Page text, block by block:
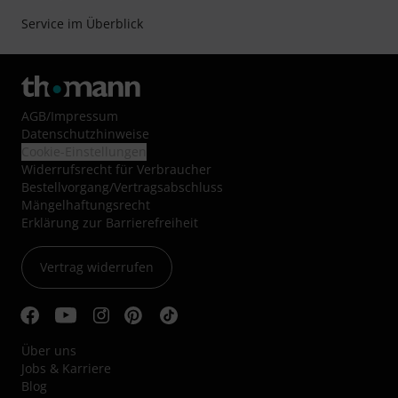
Service im Überblick
AGB/Impressum
Datenschutzhinweise
Widerrufsrecht für Verbraucher
Bestellvorgang/Vertragsabschluss
Mängelhaftungsrecht
Erklärung zur Barrierefreiheit
Vertrag widerrufen
Über uns
Jobs & Karriere
Blog